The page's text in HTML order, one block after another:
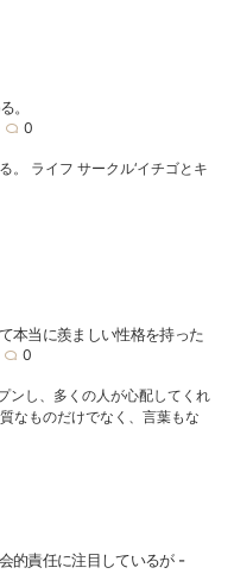
。
0
。 ライフ サークル‘イチゴとキ
本当に羨ましい性格を持った
0
ンし、多くの人が心配してくれ
なものだけでなく、言葉もな
的責任に注目しているが -